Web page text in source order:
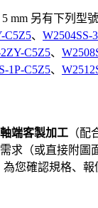
5 mm 另有下列型
C5Z5、 W2504SS-
C5Z5、
1P-C5Z5、
軸端客製加工 （
求（或直接附圖
您確認規格、報